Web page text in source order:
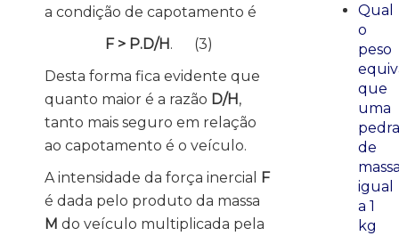
a condição de capotamento é
F > P.D/H. (3)
Desta forma fica evidente que
quanto maior é a razão D/H,
tanto mais seguro em relação
ao capotamento é o veículo.
A intensidade da força inercial
F
é dada pelo produto da massa
M do veículo multiplicada pela
Qual
o
peso
que
uma
pedra
de
igual
a 1
kg